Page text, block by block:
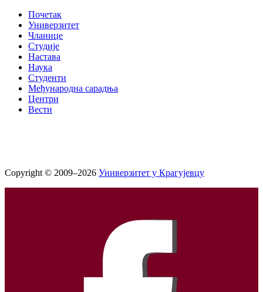
Почетак
Универзитет
Чланице
Студије
Настава
Наука
Студенти
Међународна сарадња
Центри
Вести
Copyright © 2009–2026 Универзитет у Крагујевцу